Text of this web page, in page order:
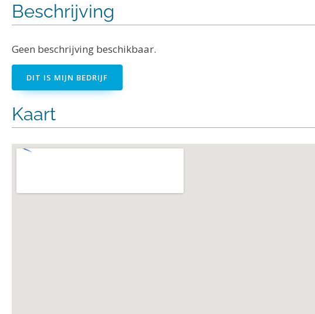
Beschrijving
Geen beschrijving beschikbaar.
DIT IS MIJN BEDRIJF
Kaart